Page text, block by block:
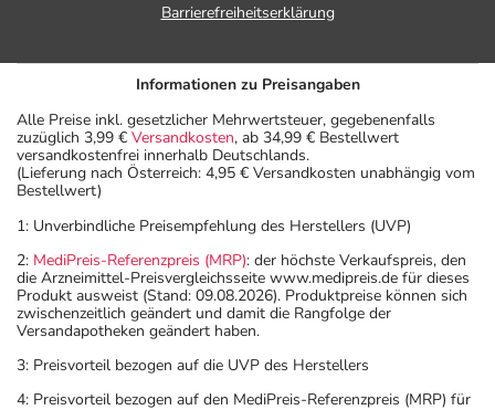
Barrierefreiheitserklärung
Informationen zu Preisangaben
Alle Preise inkl. gesetzlicher Mehrwertsteuer, gegebenenfalls
zuzüglich 3,99 € Versandkosten, ab 34,99 € Bestellwert
versandkostenfrei innerhalb Deutschlands.
(Lieferung nach Österreich: 4,95 € Versandkosten unabhängig vom
Bestellwert)
1: Unverbindliche Preisempfehlung des Herstellers (UVP)
2: MediPreis-Referenzpreis (MRP): der höchste Verkaufspreis, den
die Arzneimittel-Preisvergleichsseite www.medipreis.de für dieses
Produkt ausweist (Stand: 09.08.2026). Produktpreise können sich
zwischenzeitlich geändert und damit die Rangfolge der
Versandapotheken geändert haben.
3: Preisvorteil bezogen auf die UVP des Herstellers
4: Preisvorteil bezogen auf den MediPreis-Referenzpreis (MRP) für